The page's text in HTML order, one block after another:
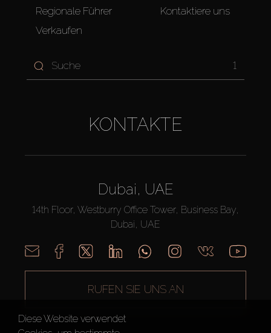
Regionale Führer
Verkaufen
Kontaktiere uns
1
KONTAKTE
Dubai, UAE
14th Floor, Westburry Office Tower, Business Bay,
Dubai, UAE
RUFEN SIE UNS AN
Diese Website verwendet